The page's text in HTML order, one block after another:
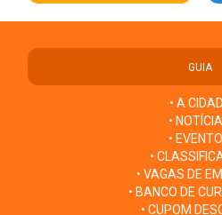
GUIA
• A
•
•
•
• VAGAS DE
• BANCO DE
• CUPOM